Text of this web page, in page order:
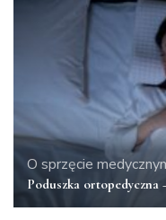
O sprzęcie
Poduszka ortopedyczna